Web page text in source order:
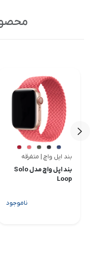
بند اپل واچ | متفرقه
بند اپل واچ مدل Solo
Loop
ناموجود